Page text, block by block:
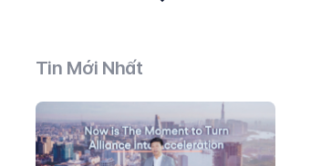
Tin Mới Nhất